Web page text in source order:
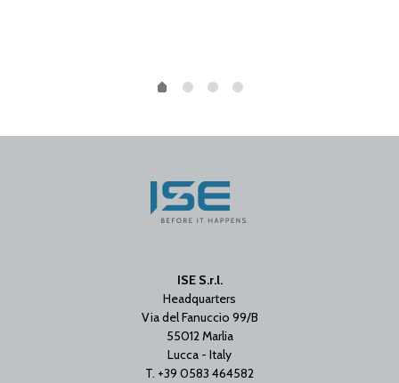
ISE S.r.l.
Headquarters
Via del Fanuccio 99/B
55012 Marlia
Lucca - Italy
T. +39 0583 464582